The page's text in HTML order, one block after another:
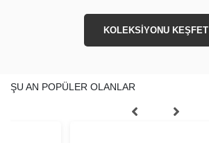
KOLEKSİYONU KEŞFET
ŞU AN POPÜLER OLANLAR